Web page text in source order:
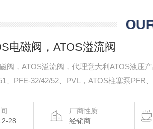
电磁阀，ATOS溢流阀
阀，ATOS溢流阀，代理意大利ATOS液压
、PFE-32/42/52、PVL，ATOS柱塞泵PFR
AGIU、REM，ATOS流量控制阀QV-06、
28
厂商性质
经销商